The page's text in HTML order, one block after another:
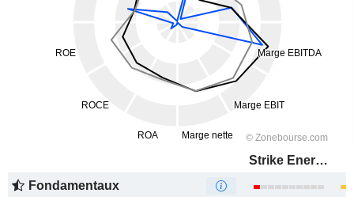
Strike Energy Limited
Fondamentaux